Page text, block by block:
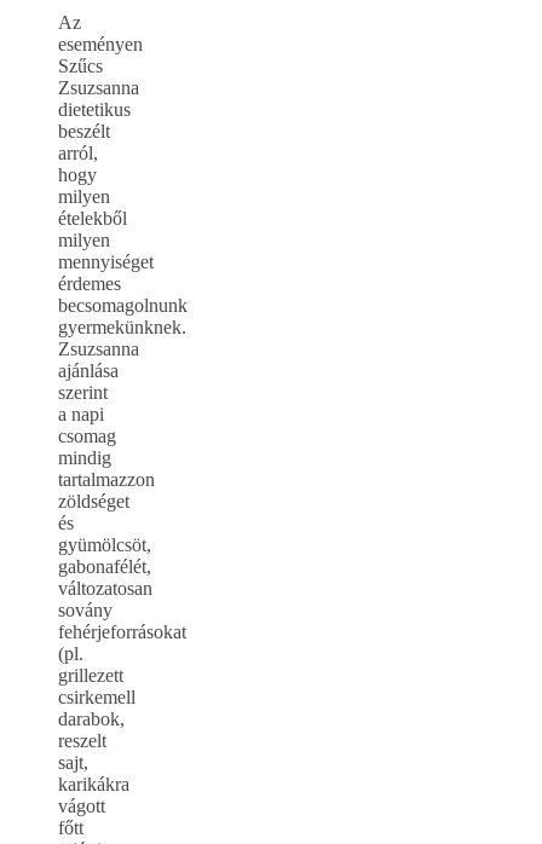
Az
eseményen
Szűcs
Zsuzsanna
dietetikus
beszélt
arról,
hogy
milyen
ételekből
milyen
mennyiséget
érdemes
becsomagolnunk
gyermekünknek.
Zsuzsanna
ajánlása
szerint
a napi
csomag
mindig
tartalmazzon
zöldséget
és
gyümölcsöt,
gabonafélét,
változatosan
sovány
fehérjeforrásokat
(pl.
grillezett
csirkemell
darabok,
reszelt
sajt,
karikákra
vágott
főtt